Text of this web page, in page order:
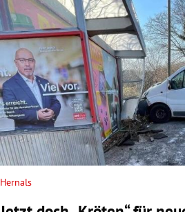
Hernals